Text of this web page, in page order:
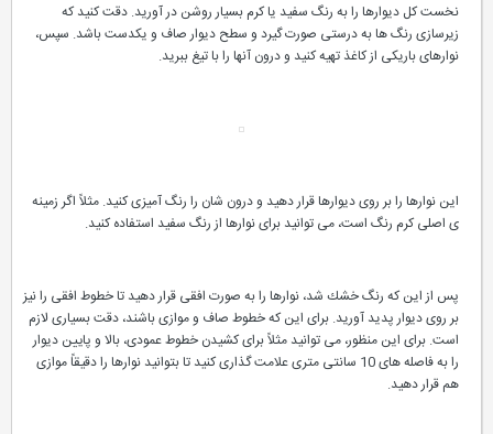
نخست كل دیوارها را به رنگ سفید یا كرم بسیار روشن در آورید. دقت كنید كه
زیرسازی رنگ ها به درستی صورت گیرد و سطح دیوار صاف و یكدست باشد. سپس،
نوارهای باریكی از كاغذ تهیه كنید و درون آنها را با تیغ ببرید.
این نوارها را بر روی دیوارها قرار دهید و درون شان را رنگ آمیزی كنید. مثلاً اگر زمینه
ی اصلی كرم رنگ است، می توانید برای نوارها از رنگ سفید استفاده كنید.
پس از این كه رنگ خشك شد، نوارها را به صورت افقی قرار دهید تا خطوط افقی را نیز
بر روی دیوار پدید آورید. برای این كه خطوط صاف و موازی باشند، دقت بسیاری لازم
است. برای این منظور، می توانید مثلاً برای كشیدن خطوط عمودی، بالا و پایین دیوار
را به فاصله های 10 سانتی متری علامت گذاری كنید تا بتوانید نوارها را دقیقاً موازی
هم قرار دهید.